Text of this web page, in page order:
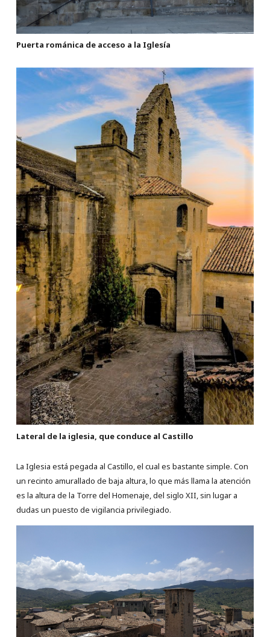
Puerta románica de acceso a la Iglesía
Lateral de la iglesia, que conduce al Castillo
La Iglesia está pegada al Castillo, el cual es bastante simple. Con
un recinto amurallado de baja altura, lo que más llama la atención
es la altura de la Torre del Homenaje, del siglo XII, sin lugar a
dudas un puesto de vigilancia privilegiado.